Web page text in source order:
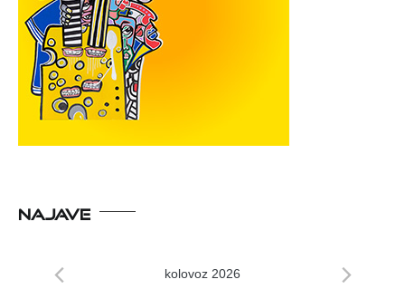
NAJAVE
kolovoz 2026